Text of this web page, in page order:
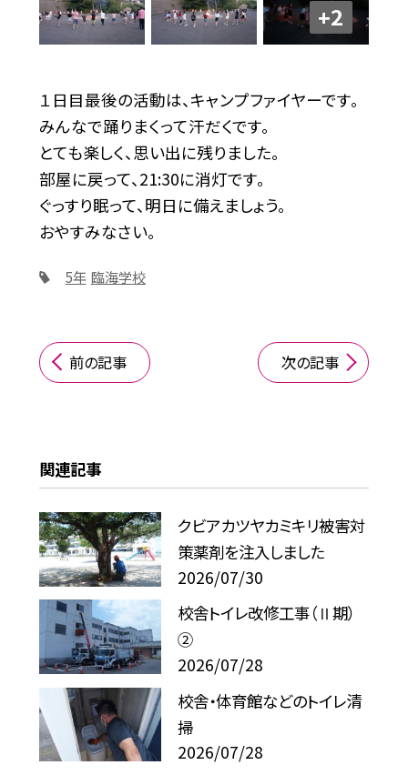
+2
１日目最後の活動は、キャンプファイヤーです。
みんなで踊りまくって汗だくです。
とても楽しく、思い出に残りました。
部屋に戻って、21:30に消灯です。
ぐっすり眠って、明日に備えましょう。
おやすみなさい。
5年 臨海学校
前の記事 次の記事
関連記事
クビアカツヤカミキリ被害対
策薬剤を注入しました
2026/07/30
校舎トイレ改修工事（Ⅱ期）
②
2026/07/28
校舎・体育館などのトイレ清
掃
2026/07/28